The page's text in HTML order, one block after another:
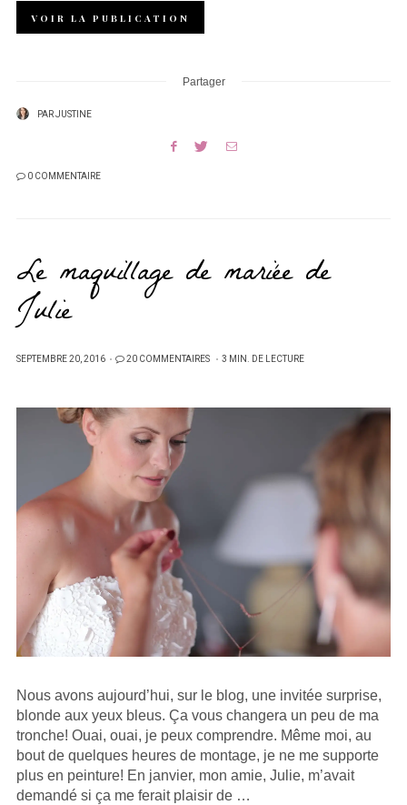
VOIR LA PUBLICATION
Partager
PARJUSTINE
0 COMMENTAIRE
Le maquillage de mariée de
Julie
PUBLIÉ
SEPTEMBRE 20, 2016 20 COMMENTAIRES 3 MIN. DE LECTURE
Nous avons aujourd’hui, sur le blog, une invitée surprise,
blonde aux yeux bleus. Ça vous changera un peu de ma
tronche! Ouai, ouai, je peux comprendre. Même moi, au
bout de quelques heures de montage, je ne me supporte
plus en peinture! En janvier, mon amie, Julie, m’avait
demandé si ça me ferait plaisir de …